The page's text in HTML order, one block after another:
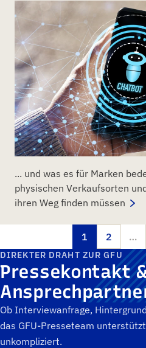
... und was es für Marken
physischen Verkaufsorten
ihren Weg finden müssen
1 2 …
DIREKTER DRAHT ZUR GFU
Pressekontakt
Ob Interviewanfrage,
das GFU-Presseteam
unkompliziert.